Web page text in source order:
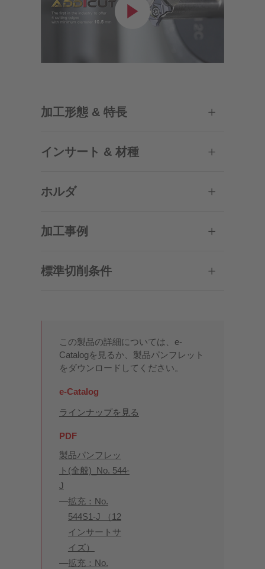
加工形態 & 特長
インサート & 材種
ホルダ
加工事例
標準切削条件
この製品の詳細については、e-
Catalogを見るか、製品パンフレット
をダウンロードしてください。
e-Catalog
ラインナップを見る
PDF
製品パンフレッ
ト(全般)_No. 544-
J
拡充：No.
544S1-J （12
インサートサ
イズ）
拡充：No.